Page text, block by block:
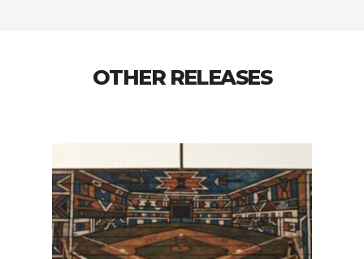
OTHER RELEASES